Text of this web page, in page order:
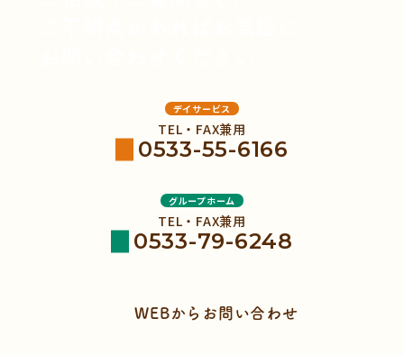
デイサービス
TEL・FAX兼用
0533-55-6166
グループホーム
TEL・FAX兼用
0533-79-6248
WEBからお問い合わせ